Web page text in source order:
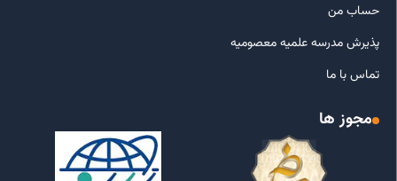
حساب من
پذیرش مدرسه علمیه معصومیه
تماس با ما
مجوز ها